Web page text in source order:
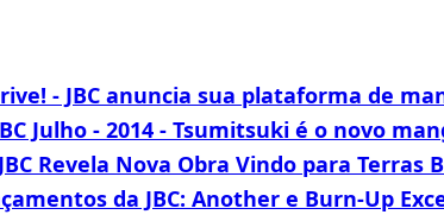
- JBC anuncia sua plataforma de
Julho - 2014 - Tsumitsuki é o novo
Revela Nova Obra Vindo para Terras
da JBC: Another e Burn-Up